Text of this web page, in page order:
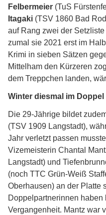
Felbermeier (TuS
Itagaki (TSV 1860 Bad
auf Rang zwei der
zumal sie 2021 erst im
Krimi in sieben Sätzen
Mittelham den Kürzeren
dem Treppchen landen,
Winter diesmal im
Die 29-Jährige bildet
(TSV 1909 Langstadt),
Jahr verletzt passen
Vizemeisterin Chantal
Langstadt) und
(noch TTC Grün-Weiß
Oberhausen) an der Platte
Doppelpartnerinnen
Vergangenheit. Mantz war